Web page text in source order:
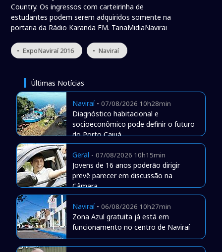
Country. Os ingressos com carteirinha de
estudantes podem serem adquiridos somente na
portaria da Rádio Karanda FM. TanaMidiaNavirai
• ExpoNaviraí 2016 • Naviraí
Últimas Notícias
Naviraí- 07/08/2026 10h28min
Diagnóstico habitacional e
socioeconômico pode definir o futuro
do Porto Caiuá
Geral - 07/08/2026 10h15min
Jovens de 16 anos poderão dirigir
prevê parecer em discussão na
Câmara
Naviraí- 06/08/2026 10h27min
Zona Azul gratuita já está em
funcionamento no centro de Naviraí